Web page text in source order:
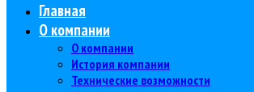
Главная
О компании
О компании
История компании
Технические возможности